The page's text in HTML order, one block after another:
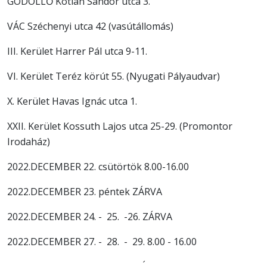
VÁC Széchenyi utca 42 (vasútállomás)
III. Kerület Harrer Pál utca 9-11.
VI. Kerület Teréz körút 55. (Nyugati Pályaudvar)
X. Kerület Havas Ignác utca 1.
XXII. Kerület Kossuth Lajos utca 25-29. (Promontor
Irodaház)
2022.DECEMBER 22. csütörtök 8.00-16.00
2022.DECEMBER 23. péntek ZÁRVA
2022.DECEMBER 24. - 25. -26. ZÁRVA
2022.DECEMBER 27. - 28. - 29. 8.00 - 16.00